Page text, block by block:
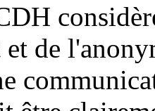
de